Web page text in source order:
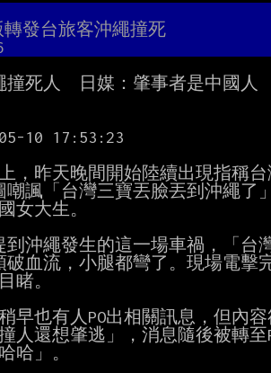
發台旅客沖繩撞死
撞死人　日媒：肇事者是中國人
10 17:53:23
，昨天晚間開始陸續出現指稱
嘲諷「台灣三寶丟臉丟到沖繩了
女大生。
沖繩發生的這一場車禍，「台
血流，小腿都彎了。現場電擊
睹。
早也有人PO出相關訊息，但內
人還想肇逃」，消息隨後被轉至
哈」。